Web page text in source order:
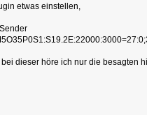
etwas einstellen,
dieser höre ich nur die besagten